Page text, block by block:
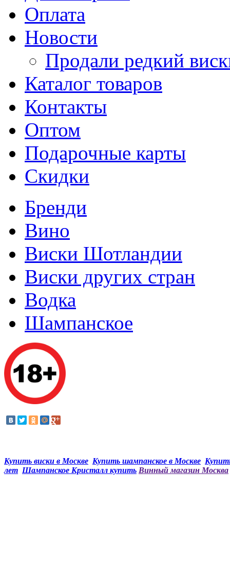
Оплата
Новости
Продали редкий
Каталог товаров
Контакты
Оптом
Подарочные карты
Скидки
Бренди
Вино
Виски Шотландии
Виски других стран
Водка
Шампанское
Купить виски в Москве Купить шампанское в Москве
лет Шампанское Кристалл купить Винный магазин Москва